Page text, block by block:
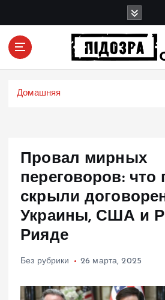
Подозрения и
Домашняя
Провал мирных
переговоров: что
скрыли
Украины, США и
Рияде
Без рубрики 26 марта, 2025